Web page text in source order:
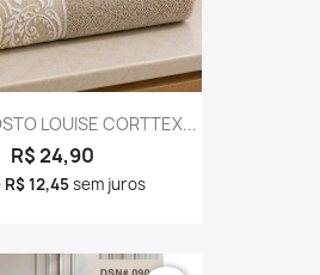
LOUISE CORTTEX...
R$ 24,90
R$ 12,45sem juros